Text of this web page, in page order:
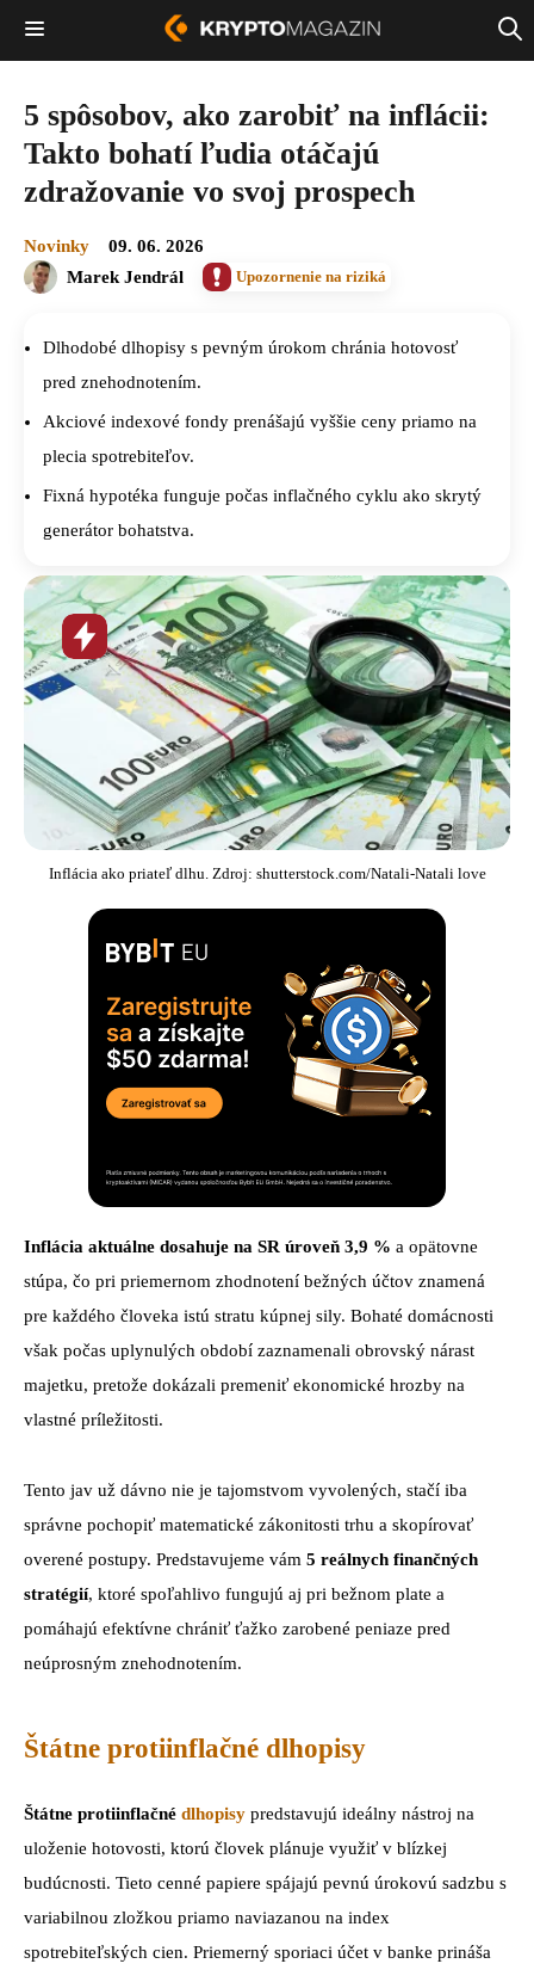
5 spôsobov, ako zarobiť na inflácii:
Takto bohatí ľudia otáčajú
zdražovanie vo svoj prospech
Novinky
09. 06. 2026
Marek Jendrál
Upozornenie na riziká
Dlhodobé dlhopisy s pevným úrokom chránia hotovosť
pred znehodnotením.
Akciové indexové fondy prenášajú vyššie ceny priamo na
plecia spotrebiteľov.
Fixná hypotéka funguje počas inflačného cyklu ako skrytý
generátor bohatstva.
Horúca
novinka
Inflácia ako priateľ dlhu. Zdroj: shutterstock.com/Natali-Natali love
Inflácia aktuálne dosahuje na SR úroveň 3,9 % a opätovne
stúpa, čo pri priemernom zhodnotení bežných účtov znamená
pre každého človeka istú stratu kúpnej sily. Bohaté domácnosti
však počas uplynulých období zaznamenali obrovský nárast
majetku, pretože dokázali premeniť ekonomické hrozby na
vlastné príležitosti.
Tento jav už dávno nie je tajomstvom vyvolených, stačí iba
správne pochopiť matematické zákonitosti trhu a skopírovať
overené postupy. Predstavujeme vám 5 reálnych finančných
stratégií, ktoré spoľahlivo fungujú aj pri bežnom plate a
pomáhajú efektívne chrániť ťažko zarobené peniaze pred
neúprosným znehodnotením.
Štátne protiinflačné dlhopisy
Štátne protiinflačné dlhopisy predstavujú ideálny nástroj na
uloženie hotovosti, ktorú človek plánuje využiť v blízkej
budúcnosti. Tieto cenné papiere spájajú pevnú úrokovú sadzbu s
variabilnou zložkou priamo naviazanou na index
spotrebiteľských cien. Priemerný sporiaci účet v banke prináša